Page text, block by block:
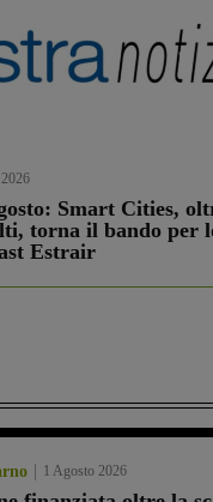
Smart Cities,
torna il bando per
Estrair
1 Agosto 2026